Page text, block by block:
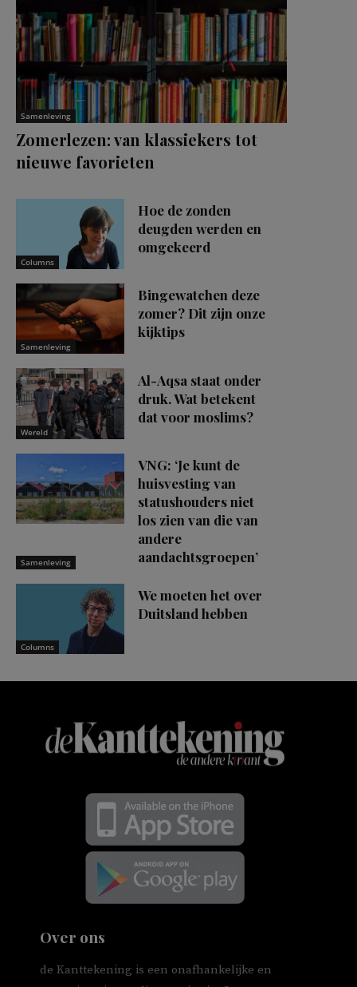
Samenleving
Zomerlezen: van klassiekers tot
nieuwe favorieten
Columns
Hoe de zonden
deugden werden en
omgekeerd
Samenleving
Bingewatchen deze
zomer? Dit zijn onze
kijktips
Wereld
Al-Aqsa staat onder
druk. Wat betekent
dat voor moslims?
Samenleving
VNG: ‘Je kunt de
huisvesting van
statushouders niet
los zien van die van
andere
aandachtsgroepen’
Columns
We moeten het over
Duitsland hebben
Over ons
de Kanttekening is een onafhankelijke en